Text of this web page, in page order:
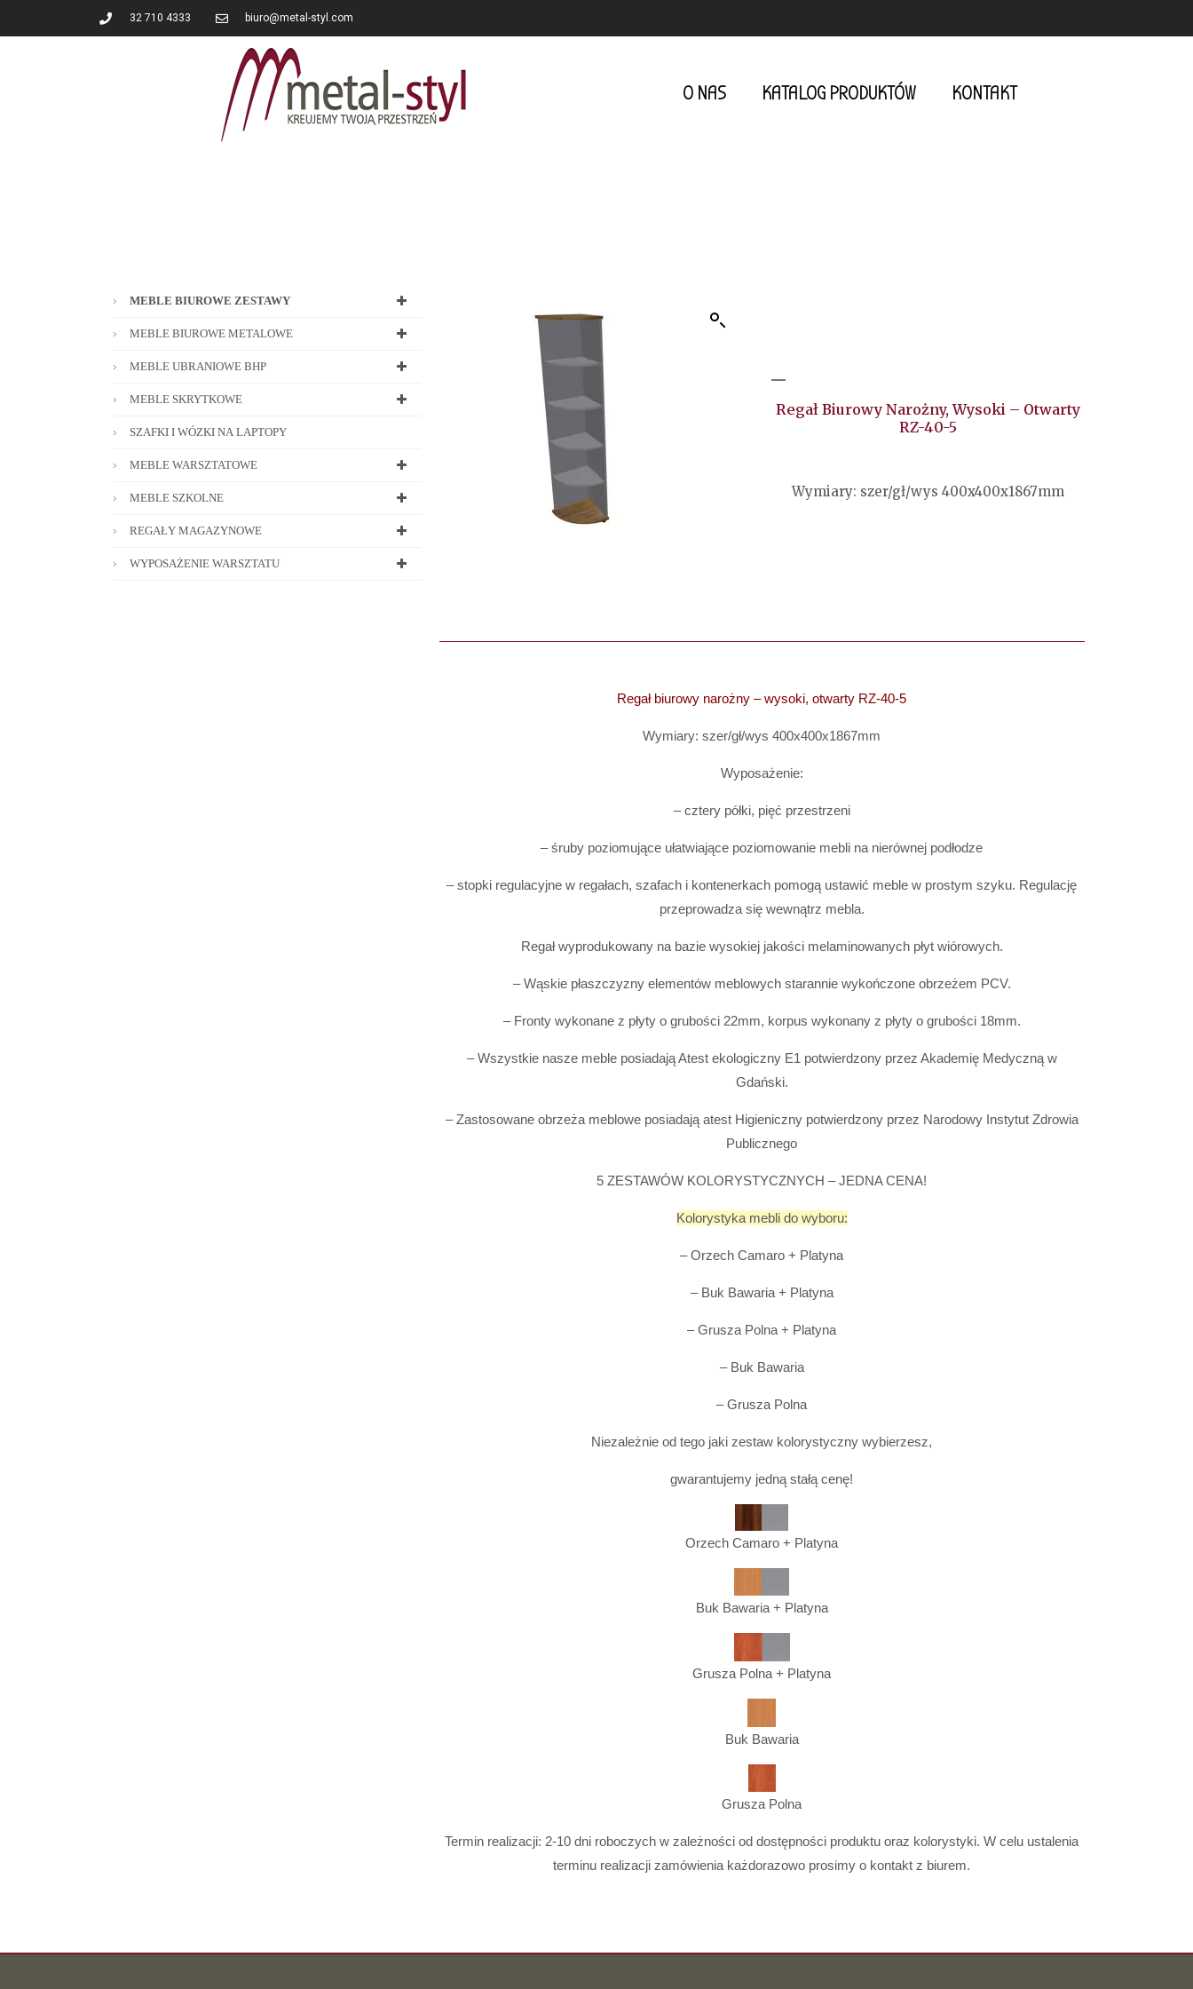
32 710 4333 biuro@metal-styl.com
O NAS KATALOG PRODUKTÓW KONTAKT
MEBLE BIUROWE ZESTAWY
MEBLE BIUROWE METALOWE
MEBLE UBRANIOWE BHP
MEBLE SKRYTKOWE
SZAFKI I WÓZKI NA LAPTOPY
MEBLE WARSZTATOWE
MEBLE SZKOLNE
REGAŁY MAGAZYNOWE
WYPOSAŻENIE WARSZTATU
Regał Biurowy Narożny, Wysoki – Otwarty
RZ-40-5
Wymiary: szer/gł/wys 400x400x1867mm
Regał biurowy narożny – wysoki, otwarty RZ-40-5
Wymiary: szer/gł/wys 400x400x1867mm
Wyposażenie:
– cztery półki, pięć przestrzeni
– śruby poziomujące ułatwiające poziomowanie mebli na nierównej podłodze
– stopki regulacyjne w regałach, szafach i kontenerkach pomogą ustawić meble w prostym szyku. Regulację
przeprowadza się wewnątrz mebla.
Regał wyprodukowany na bazie wysokiej jakości melaminowanych płyt wiórowych.
– Wąskie płaszczyzny elementów meblowych starannie wykończone obrzeżem PCV.
– Fronty wykonane z płyty o grubości 22mm, korpus wykonany z płyty o grubości 18mm.
– Wszystkie nasze meble posiadają Atest ekologiczny E1 potwierdzony przez Akademię Medyczną w
Gdański.
– Zastosowane obrzeża meblowe posiadają atest Higieniczny potwierdzony przez Narodowy Instytut Zdrowia
Publicznego
5 ZESTAWÓW KOLORYSTYCZNYCH – JEDNA CENA!
Kolorystyka mebli do wyboru:
– Orzech Camaro + Platyna
– Buk Bawaria + Platyna
– Grusza Polna + Platyna
– Buk Bawaria
– Grusza Polna
Niezależnie od tego jaki zestaw kolorystyczny wybierzesz,
gwarantujemy jedną stałą cenę!
Orzech Camaro + Platyna
Buk Bawaria + Platyna
Grusza Polna + Platyna
Buk Bawaria
Grusza Polna
Termin realizacji: 2-10 dni roboczych w zależności od dostępności produktu oraz kolorystyki. W celu ustalenia
terminu realizacji zamówienia każdorazowo prosimy o kontakt z biurem.